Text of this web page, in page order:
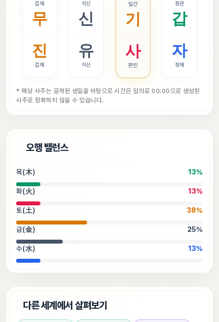
정관
갑
자
정재
일간
기
사
편인
식신
신
유
식신
겁재
무
진
겁재
* 해당 사주는 공개된 생일을 바탕으로 시간은 임의로 00:00으로 생성된
사주로 정확하지 않을 수 있습니다.
오행 밸런스
목(木) 13%
화(火) 13%
토(土) 38%
금(金) 25%
수(水) 13%
다른 세계에서 살펴보기